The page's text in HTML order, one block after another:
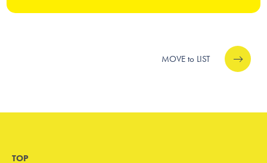
MOVE to LIST
TOP